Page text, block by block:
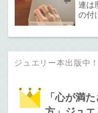
連は
の付
ジュエリー本出版中！
「心が満